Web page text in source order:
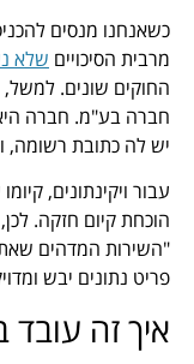
כשאנחנו מנסים
מרבית הסיכויים שלא
החוקים שונים.
חברה בע"מ. חברה
יש לה כתובת רשומה,
עבור ויקינתונים,
הוכחת קיום חזקה.
"השירות המדהים
פריט נתונים יבש
איך זה עובד